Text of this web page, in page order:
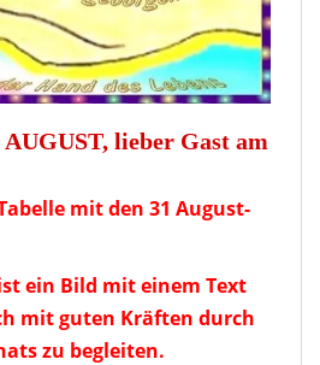
lieber Gast am
mit den 31 August-
ein Bild mit einem Text
mit guten Kräften durch
zu begleiten.